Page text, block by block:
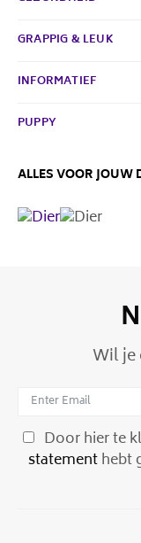
GRAPPIG & LEUK
INFORMATIEF
PUPPY
ALLES VOOR JOUW
Wil je
Door hier te
statementhebt